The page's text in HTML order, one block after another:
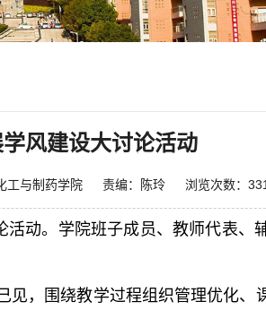
风建设大讨论活动
工与制药学院 责编：陈玲 浏览次数：
动。学院班子成员、教师代表、
，围绕教学过程组织管理优化、